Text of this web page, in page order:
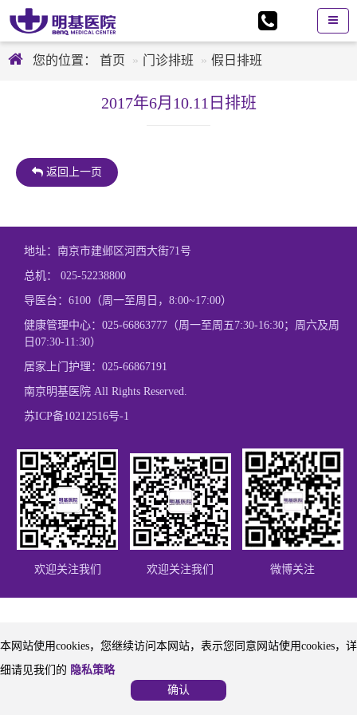
您的位置： 首页 门诊排班 假日排班
2017年6月10.11日排班
返回上一页
地址：南京市建邺区河西大街71号
总机： 025-52238800
导医台：6100（周一至周日，8:00~17:00）
健康管理中心： 025-66863777 （周一至周五7:30-16:30；周六及周
日07:30-11:30）
居家上门护理： 025-66867191
南京明基医院 All Rights Reserved.
苏ICP备10212516号-1
欢迎关注我们 欢迎关注我们 微博关注
本网站使用cookies，您继续访问本网站，表示您同意网站使用cookies，详
细请见我们的 隐私策略
确认